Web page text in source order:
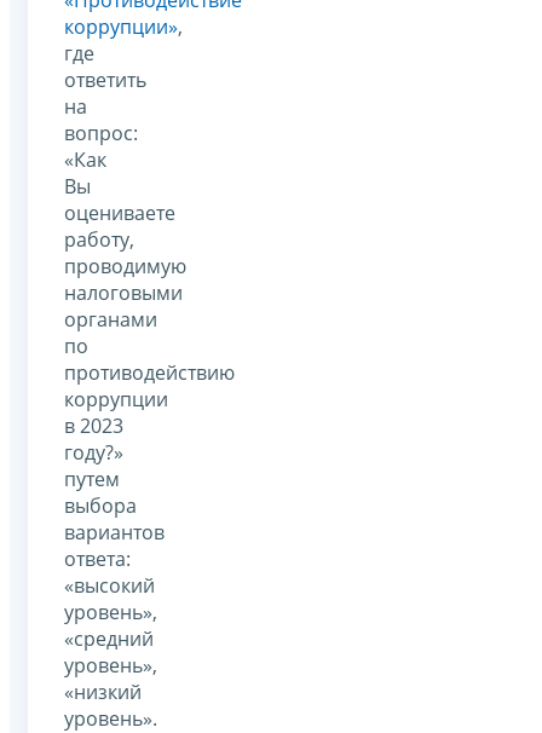
коррупции»,
где
ответить
на
вопрос:
«Как
Вы
оцениваете
работу,
проводимую
налоговыми
органами
по
противодействию
коррупции
в 2023
году?»
путем
выбора
вариантов
ответа:
«высокий
уровень»,
«средний
уровень»,
«низкий
уровень».